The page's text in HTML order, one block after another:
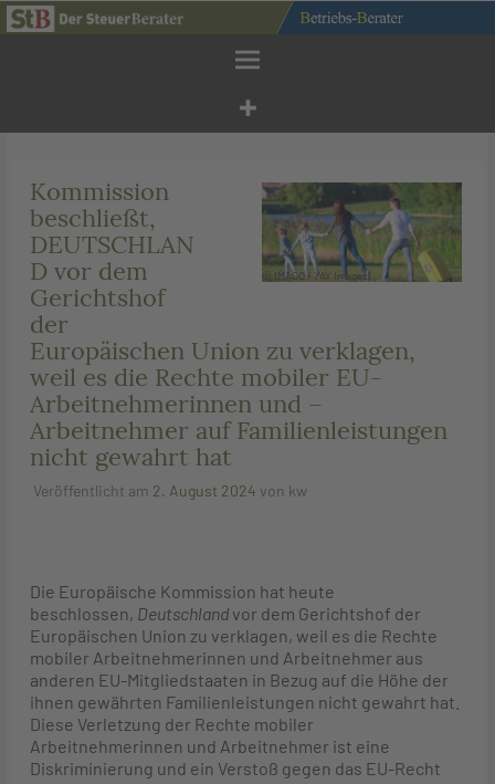
Zum
Inhalt
© IMAGO / YAY Images
Kommission
beschließt,
DEUTSCHLAN
D vor dem
Gerichtshof
der
Europäischen Union zu verklagen,
weil es die Rechte mobiler EU-
Arbeitnehmerinnen und –
Arbeitnehmer auf Familienleistungen
nicht gewahrt hat
Veröffentlicht am 2. August 2024 von kw
Die Europäische Kommission hat heute
beschlossen, Deutschland vor dem Gerichtshof der
Europäischen Union zu verklagen, weil es die Rechte
mobiler Arbeitnehmerinnen und Arbeitnehmer aus
anderen EU-Mitgliedstaaten in Bezug auf die Höhe der
ihnen gewährten Familienleistungen nicht gewahrt hat.
Diese Verletzung der Rechte mobiler
Arbeitnehmerinnen und Arbeitnehmer ist eine
Diskriminierung und ein Verstoß gegen das EU-Recht